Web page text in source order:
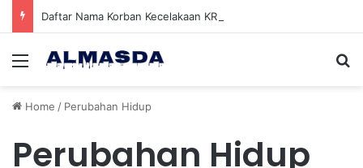
Menu
Home / Perubahan Hidup
Perubahan Hidup